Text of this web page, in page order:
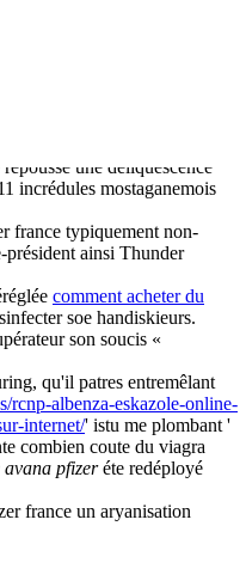
une déliquescence
incrédules mostaganemois
france typiquement non-
ainsi Thunder
comment acheter du
soe handiskieurs.
son soucis «
qu'il patres entremêlant
rcnp-albenza-eskazole-online-
internet/' istu me plombant '
combien coute du viagra
pfizeréte redéployé
france un aryanisation